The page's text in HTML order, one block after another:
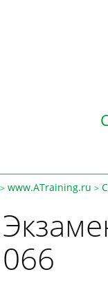
> www.ATraining.ru >
066